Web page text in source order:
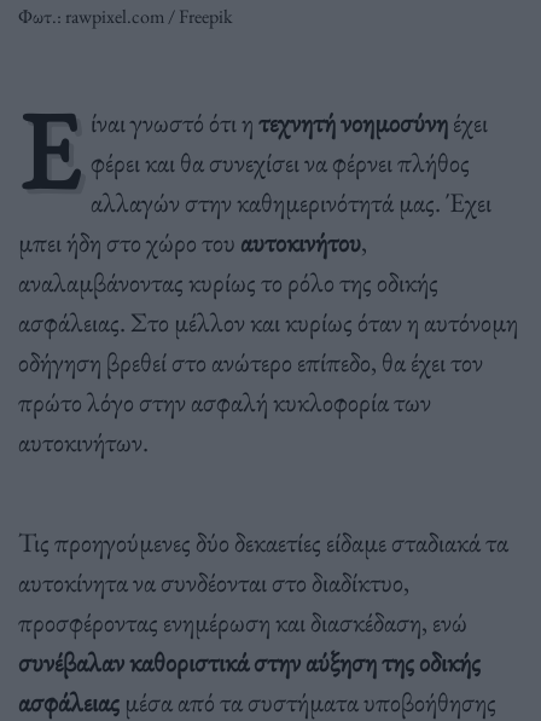
Φωτ.: rawpixel.com / Freepik
Ε ίναι γνωστό ότι ητεχνητή νοημοσύνηέχει
φέρει και θα συνεχίσει να φέρνει πλήθος
αλλαγών στην καθημερινότητά μας. Έχει
μπει ήδη στο χώρο του αυτοκινήτου,
αναλαμβάνοντας κυρίως το ρόλο της οδικής
ασφάλειας. Στο μέλλον και κυρίως όταν η αυτόνομη
οδήγηση βρεθεί στο ανώτερο επίπεδο, θα έχει τον
πρώτο λόγο στην ασφαλή κυκλοφορία των
αυτοκινήτων.
Τις προηγούμενες δύο δεκαετίες είδαμε σταδιακά τα
αυτοκίνητα να συνδέονται στο διαδίκτυο,
προσφέροντας ενημέρωση και διασκέδαση, ενώ
συνέβαλαν καθοριστικά στην αύξηση της οδικής
ασφάλειας μέσα από τα συστήματα υποβοήθησης